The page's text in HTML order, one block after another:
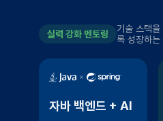
실력 강화 멘토링
기술 스택
록 성장하는
자바 백엔드 + AI